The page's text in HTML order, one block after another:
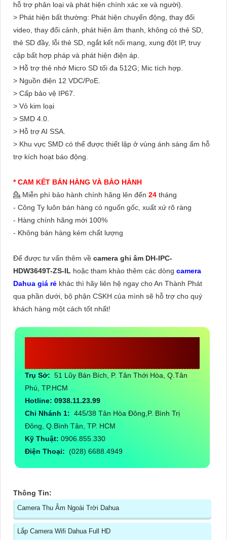
hỗ trợ phân loại và phát hiện chính xác xe và người).
> Phát hiện bất thường: Phát hiện chuyển động, thay đổi
video, thay đổi cảnh, phát hiện âm thanh, không có thẻ SD,
thẻ SD đầy, lỗi thẻ SD, ngắt kết nối mạng, xung đột IP, truy
cập bất hợp pháp và phát hiện điện áp.
> Hỗ trợ thẻ nhớ Micro SD tối đa 512G; Mic tích hợp.
> Nguồn điện 12 VDC/PoE.
> Cấp bảo vệ IP67.
> Vỏ kim loại
> SMD 4.0.
> Hỗ trợ AI SSA.
> Khu vực SMD có thể được thiết lập ở vùng ánh sáng ấm hỗ
trợ kích hoạt báo động.
* CAM KẾT BÁN HÀNG VÀ BẢO HÀNH
💁 Miễn phí bảo hành chính hãng lên đến 24 tháng
- Công Ty luôn bán hàng có nguốn gốc, xuất xứ rõ ràng
- Hàng chính hãng mới 100%
- Không bán hàng kém chất lượng
Để được tư vấn thêm về camera ghi âm DH-IPC-
HDW3649T-ZS-IL hoặc tham khảo thêm các dòng camera
Dahua giá rẻ khác thì hãy liên hệ ngay cho An Thành Phát
qua phần dưới, bộ phận CSKH của mình sẽ hỗ trợ cho quý
khách hàng một cách tốt nhất!
Trụ Sở: 51 Lũy Bán Bích, P. Tân Thới Hòa, Q.Tân
Phú, TP.HCM
Hotline: 0938.11.23.99
Chi Nhánh 1: 445/38 Tân Hòa Đông,P. Bình Trị
Đông, Q.Bình Tân, TP. HCM
Kỹ Thuật: 0906.855.330
Điện Thoại: (028) 6688.4949
Thông Tin:
Camera Thu Âm Ngoài Trời Dahua
Lắp Camera Wifi Dahua Full HD